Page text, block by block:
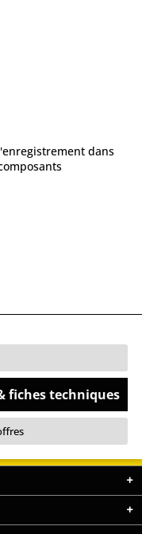
dans
fiches techniques